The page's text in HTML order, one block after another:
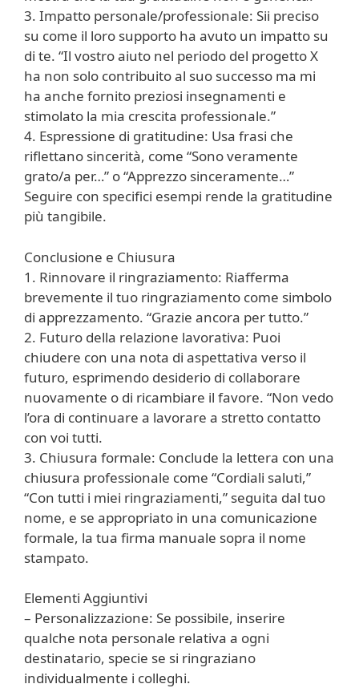
3. Impatto personale/professionale: Sii preciso
su come il loro supporto ha avuto un impatto su
di te. “Il vostro aiuto nel periodo del progetto X
ha non solo contribuito al suo successo ma mi
ha anche fornito preziosi insegnamenti e
stimolato la mia crescita professionale.”
4. Espressione di gratitudine: Usa frasi che
riflettano sincerità, come “Sono veramente
grato/a per…” o “Apprezzo sinceramente…”
Seguire con specifici esempi rende la gratitudine
più tangibile.
Conclusione e Chiusura
1. Rinnovare il ringraziamento: Riafferma
brevemente il tuo ringraziamento come simbolo
di apprezzamento. “Grazie ancora per tutto.”
2. Futuro della relazione lavorativa: Puoi
chiudere con una nota di aspettativa verso il
futuro, esprimendo desiderio di collaborare
nuovamente o di ricambiare il favore. “Non vedo
l’ora di continuare a lavorare a stretto contatto
con voi tutti.
3. Chiusura formale: Conclude la lettera con una
chiusura professionale come “Cordiali saluti,”
“Con tutti i miei ringraziamenti,” seguita dal tuo
nome, e se appropriato in una comunicazione
formale, la tua firma manuale sopra il nome
stampato.
Elementi Aggiuntivi
– Personalizzazione: Se possibile, inserire
qualche nota personale relativa a ogni
destinatario, specie se si ringraziano
individualmente i colleghi.